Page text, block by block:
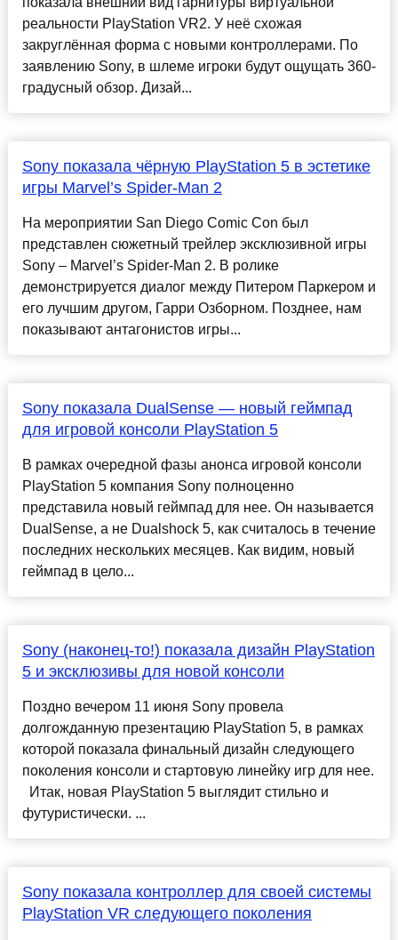
реальности PlayStation VR2. У неё схожая
закруглённая форма с новыми контроллерами. По
заявлению Sony, в шлеме игроки будут ощущать 360-
градусный обзор. Дизай...
Sony показала чёрную PlayStation 5 в эстетике
игры Marvel’s Spider-Man 2
На мероприятии San Diego Comic Con был
представлен сюжетный трейлер эксклюзивной игры
Sony – Marvel’s Spider-Man 2. В ролике
демонстрируется диалог между Питером Паркером и
его лучшим другом, Гарри Озборном. Позднее, нам
показывают антагонистов игры...
Sony показала DualSense — новый геймпад
для игровой консоли PlayStation 5
В рамках очередной фазы анонса игровой консоли
PlayStation 5 компания Sony полноценно
представила новый геймпад для нее. Он называется
DualSense, а не Dualshock 5, как считалось в течение
последних нескольких месяцев. Как видим, новый
геймпад в цело...
Sony (наконец-то!) показала дизайн PlayStation
5 и эксклюзивы для новой консоли
Поздно вечером 11 июня Sony провела
долгожданную презентацию PlayStation 5, в рамках
которой показала финальный дизайн следующего
поколения консоли и стартовую линейку игр для нее.
Итак, новая PlayStation 5 выглядит стильно и
футуристически. ...
Sony показала контроллер для своей системы
PlayStation VR следующего поколения